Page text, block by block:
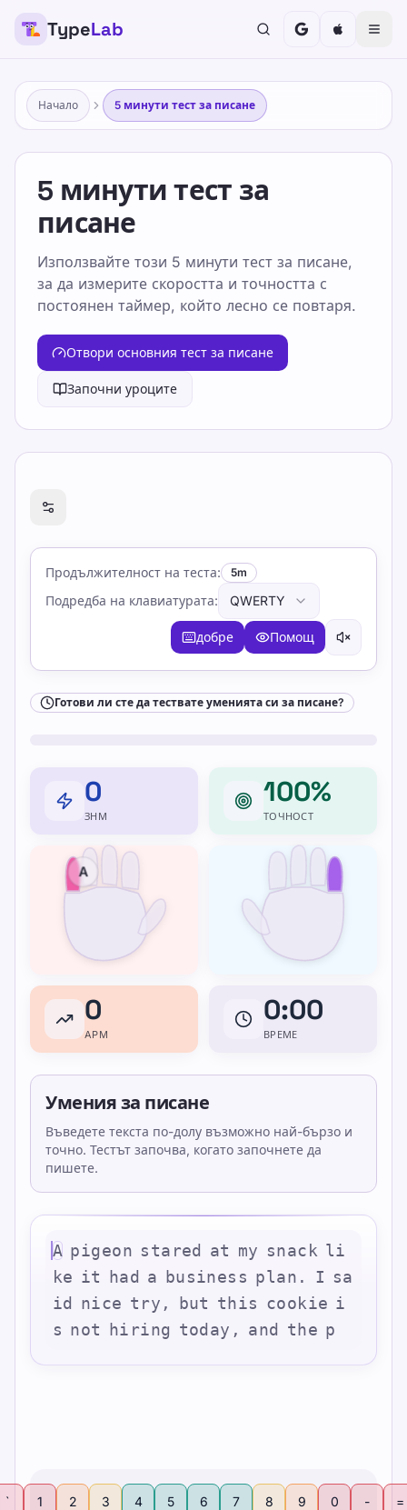
TypeLab
Начало 5 минути тест за писане
5 минути тест за
писане
Използвайте този 5 минути тест за писане,
за да измерите скоростта и точността с
постоянен таймер, който лесно се повтаря.
Отвори основния тест за писане
Започни уроците
Готови ли сте да тествате уменията си за писане?
Продължителност на теста: 5m
Подредба на клавиатурата: QWERTY
добре Помощ
Готови ли сте да тествате уменията си за писане?
0
ЗНМ
100%
ТОЧНОСТ
A
0
APM
0:00
ВРЕМЕ
Умения за писане
Въведете текста по-долу възможно най-бързо и
точно. Тестът започва, когато започнете да
пишете.
A pigeon sta red at my snac k li
ke it had a busines s plan . I sa
id nice t ry , but t his cookie i
s not hi ring tod ay , and t he p
` 1 2 3 4 5 6 7 8 9 0 - =